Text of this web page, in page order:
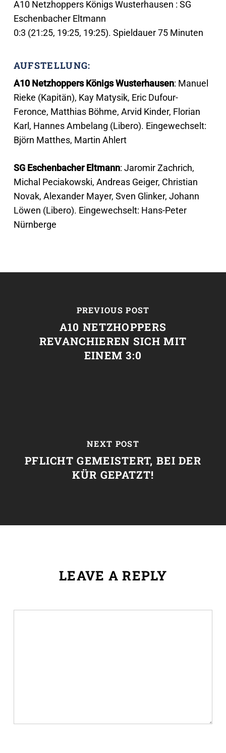
A10 Netzhoppers Königs Wusterhausen : SG
Eschenbacher Eltmann
0:3 (21:25, 19:25, 19:25). Spieldauer 75 Minuten
AUFSTELLUNG:
A10 Netzhoppers Königs Wusterhausen: Manuel
Rieke (Kapitän), Kay Matysik, Eric Dufour-
Feronce, Matthias Böhme, Arvid Kinder, Florian
Karl, Hannes Ambelang (Libero). Eingewechselt:
Björn Matthes, Martin Ahlert
SG Eschenbacher Eltmann: Jaromir Zachrich,
Michal Peciakowski, Andreas Geiger, Christian
Novak, Alexander Mayer, Sven Glinker, Johann
Löwen (Libero). Eingewechselt: Hans-Peter
Nürnberge
PREVIOUS POST
A10 NETZHOPPERS
REVANCHIEREN SICH MIT
EINEM 3:0
NEXT POST
PFLICHT GEMEISTERT, BEI DER
KÜR GEPATZT!
LEAVE A REPLY